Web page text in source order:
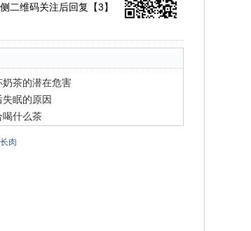
二维码关注后回复【3】
奶茶的潜在危害
眠的原因
喝什么茶
肉